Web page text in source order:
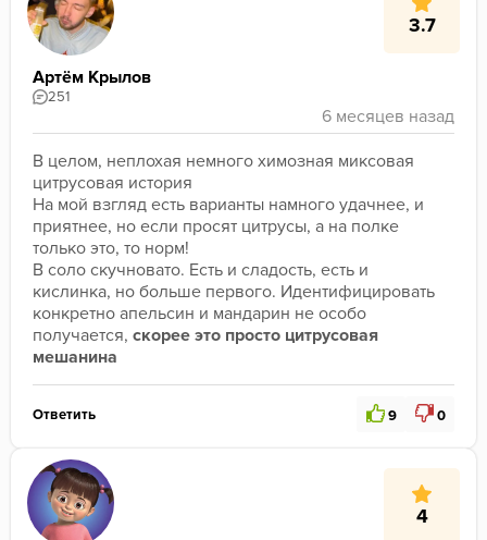
3.7
Артём Крылов
251
В целом, неплохая немного химозная миксовая
цитрусовая история
На мой взгляд есть варианты намного удачнее, и
приятнее, но если просят цитрусы, а на полке
только это, то норм!
В соло скучновато. Есть и сладость, есть и
кислинка, но больше первого. Идентифицировать
конкретно апельсин и мандарин не особо
получается, скорее это просто цитрусовая
мешанина
Ответить 9 0
4